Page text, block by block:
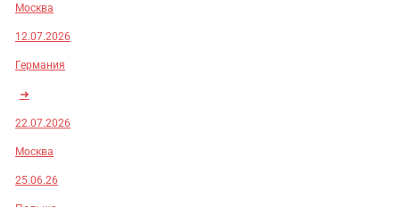
Москва
12.07.2026
Германия
➜
22.07.2026
Москва
25.06.26